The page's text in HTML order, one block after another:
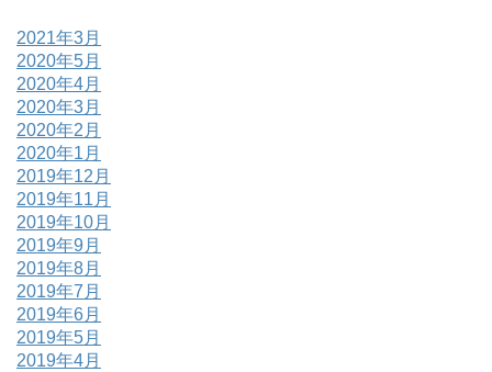
2021年3月
2020年5月
2020年4月
2020年3月
2020年2月
2020年1月
2019年12月
2019年11月
2019年10月
2019年9月
2019年8月
2019年7月
2019年6月
2019年5月
2019年4月